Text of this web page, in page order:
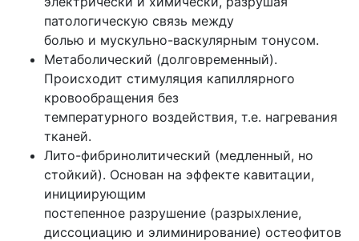
патологическую связь между
болью и мускульно-васкулярным тонусом.
Метаболический (долговременный).
Происходит стимуляция капиллярного
кровообращения без
температурного воздействия, т.е. нагревания
тканей.
Лито-фибринолитический (медленный, но
стойкий). Основан на эффекте кавитации,
инициирующим
постепенное разрушение (разрыхление,
диссоциацию и элиминирование) остеофитов